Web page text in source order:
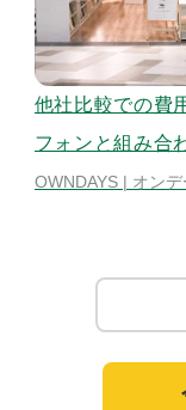
他社比較での費
フォンと組み合
OWNDAYS | オンデ